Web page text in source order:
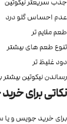
جذب سریعتر نیکوتین
عدم احساس گلو درد
طعم ملایم تر
تنوع طعم های بیشتر
دود غلیظ تر
رساندن نیکوتین بیشتر
نکاتی برای
برای خرید جویس و یا